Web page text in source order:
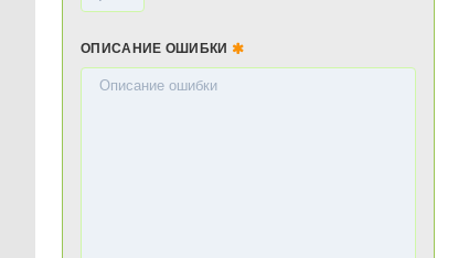
ОПИСАНИЕ ОШИБКИ